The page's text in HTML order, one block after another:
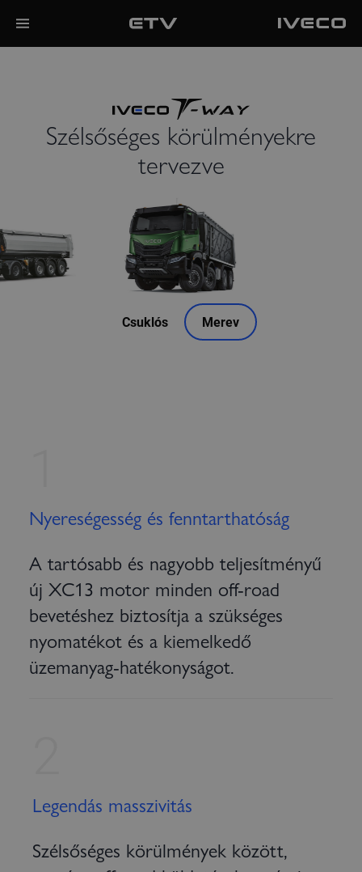
Szélsőséges körülményekre
tervezve
Csuklós Merev
Nyereségesség és fenntarthatóság
A tartósabb és nagyobb teljesítményű
új XC13 motor minden off-road
bevetéshez biztosítja a szükséges
nyomatékot és a kiemelkedő
üzemanyag-hatékonyságot.
Legendás masszivitás
Szélsőséges körülmények között,